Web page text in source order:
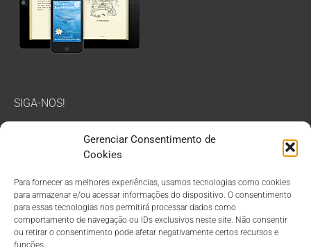
Gerenciar Consentimento de
Cookies
Para fornecer as melhores experiências, usamos tecnologias como cookies
para armazenar e/ou acessar informações do dispositivo. O consentimento
para essas tecnologias nos permitirá processar dados como
comportamento de navegação ou IDs exclusivos neste site. Não consentir
ou retirar o consentimento pode afetar negativamente certos recursos e
funções.
SIGA-NOS!